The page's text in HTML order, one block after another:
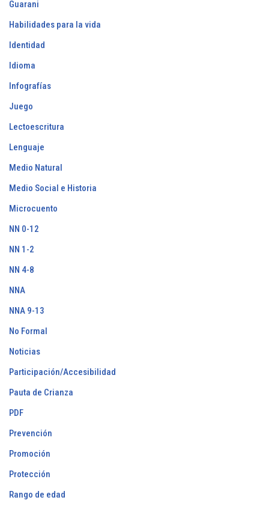
Guarani
Habilidades para la vida
Identidad
Idioma
Infografías
Juego
Lectoescritura
Lenguaje
Medio Natural
Medio Social e Historia
Microcuento
NN 0-12
NN 1-2
NN 4-8
NNA
NNA 9-13
No Formal
Noticias
Participación/Accesibilidad
Pauta de Crianza
PDF
Prevención
Promoción
Protección
Rango de edad